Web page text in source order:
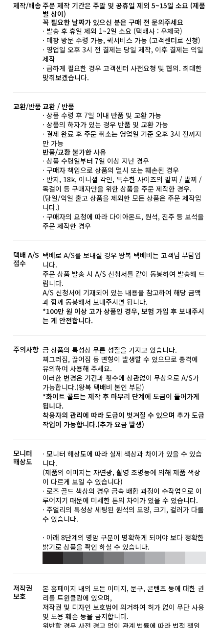
제작/배송주문 제작 기간은 주말 및 공휴일 제외 5~15일 소요 (제품
별 상이)
꼭 필요한 날짜가 있으신 분은 구매 전 문의주세요
· 발송 후 휴일 제외 1~2일 소요 (택배사 : 우체국)
· 매장 방문 수령 가능, 퀵서비스 가능 (고객센터로 신청)
· 영업일 오후 3시 전 결제는 당일 제작, 이후 결제는 익일
제작
· 급하게 필요한 경우 고객센터 사전요청 및 협의. 최대한
맞춰보겠습니다.
교환/반품 교환 / 반품
· 상품 수령 후 7일 이내 반품 및 교환 가능
· 상품의 하자가 있는 경우 반품 및 교환 가능
· 결제 완료 후 주문 취소는 영업일 기준 오후 3시 전까지
만 가능
반품/교환 불가한 사유
· 상품 수령일부터 7일 이상 지난 경우
· 구매자 책임으로 상품의 멸시 또는 훼손된 경우
· 반지, 18k, 이니셜 각인, 특수한 사이즈의 팔찌 / 발찌 /
목걸이 등 구매자만을 위한 상품을 주문 제작한 경우.
(당일/익일 출고 상품을 제외한 모든 상품은 주문 제작입
니다.)
· 구매자의 요청에 따라 다이아몬드, 원석, 진주 등 보석을
주문 제작한 경우
택배 A/S
접수
택배로 A/S를 보내실 경우 왕복 택배비는 고객님 부담입
니다.
주문 상품 발송 시 A/S 신청서를 같이 동봉하여 발송해 드
립니다.
A/S 신청서에 기재되어 있는 내용을 참고하여 해당 금액
과 함께 동봉해서 보내주시면 됩니다.
*100만 원 이상 고가 상품인 경우, 보험 가입 후 보내주시
는 게 안전합니다.
주의사항 금 상품의 특성상 무른 성질을 가지고 있습니다.
찌그러짐, 끊어짐 등 변형이 발생할 수 있으므로 충격에
유의하여 사용해 주세요.
이러한 변경은 기간과 횟수에 상관없이 무상으로 A/S가
가능합니다.(왕복 택배비 본인 부담)
*화이트 골드는 제작 후 마무리 단계에 도금이 들어가게
됩니다.
착용자의 관리에 따라 도금이 벗겨질 수 있으며 추가 도금
작업이 가능합니다.(추가 요금 발생)
모니터
해상도
· 모니터 해상도에 따라 실제 색상과 차이가 있을 수 있습
니다.
(제품의 이미지는 자연광, 촬영 조명등에 의해 제품 색상
이 다르게 보일 수 있습니다)
· 로즈 골드 색상의 경우 금속 배합 과정이 수작업으로 이
루어지기 때문에 미세한 톤의 차이가 있을 수 있습니다.
· 주얼리의 특성상 세팅된 원석의 모양, 크기, 컬러가 다를
수 있습니다.
· 아래 8단계의 명암 구분이 명확하게 되어야 보다 정확한
밝기로 상품을 확인 하실 수 있습니다.
저작권
보호
본 홈페이지 내의 모든 이미지, 문구, 콘텐츠 등에 대한 권
리를 트윈클링에 있으며,
저작권 및 디자인 보호법에 의거하여 허가 없이 무단 사용
및 도용 훼손 등을 금지합니다.
위반할 경우 사전 경고 없이 관계 법률에 따라 법적 책임